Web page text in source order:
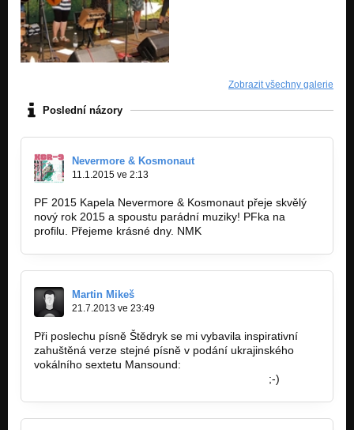
Zobrazit všechny galerie
Poslední názory
Nevermore & Kosmonaut
11.1.2015 ve 2:13
PF 2015 Kapela Nevermore & Kosmonaut přeje skvělý
nový rok 2015 a spoustu parádní muziky! PFka na
profilu. Přejeme krásné dny. NMK
Martin Mikeš
21.7.2013 ve 23:49
Při poslechu písně Štědryk se mi vybavila inspirativní
zahuštěná verze stejné písně v podání ukrajinského
vokálního sextetu Mansound:
;-)